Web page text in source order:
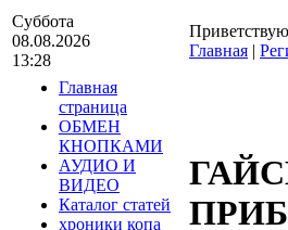
Суббота
08.08.2026
13:28
Главная |
Главная
страница
ОБМЕН
КНОПКАМИ
АУДИО И
ВИДЕО
Каталог статей
хроники копа